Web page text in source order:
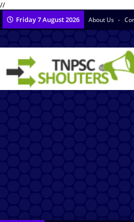
//
Friday 7 August 2026 About Us